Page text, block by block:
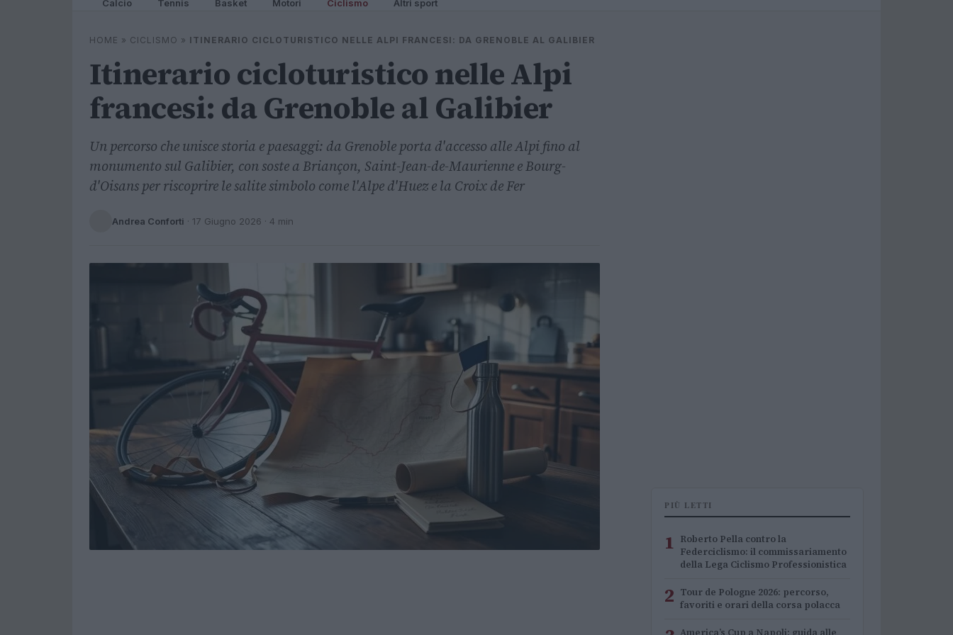
Calcio Tennis Basket Motori Ciclismo Altri sport
HOME » CICLISMO » ITINERARIO CICLOTURISTICO NELLE ALPI FRANCESI: DA GRENOBLE AL GALIBIER
Itinerario cicloturistico nelle Alpi
francesi: da Grenoble al Galibier
Un percorso che unisce storia e paesaggi: da Grenoble porta d'accesso alle Alpi fino al
monumento sul Galibier, con soste a Briançon, Saint-Jean-de-Maurienne e Bourg-
d'Oisans per riscoprire le salite simbolo come l'Alpe d'Huez e la Croix de Fer
Andrea Conforti · 17 Giugno 2026 · 4 min
PIÙ LETTI
1 Roberto Pella contro la
Federciclismo: il commissariamento
della Lega Ciclismo Professionistica
2 Tour de Pologne 2026: percorso,
favoriti e orari della corsa polacca
America’s Cup a Napoli: guida alle